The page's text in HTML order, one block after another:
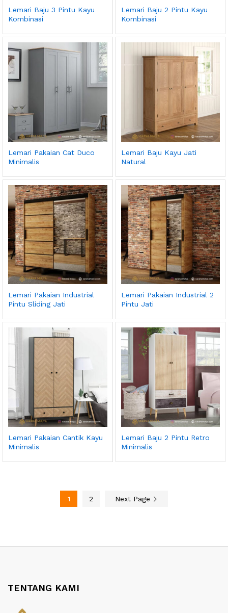
Lemari Baju 3 Pintu Kayu
Kombinasi
Lemari Baju 2 Pintu Kayu
Kombinasi
Lemari Pakaian Cat Duco
Minimalis
Lemari Baju Kayu Jati
Natural
Lemari Pakaian Industrial
Pintu Sliding Jati
Lemari Pakaian Industrial 2
Pintu Jati
Lemari Pakaian Cantik Kayu
Minimalis
Lemari Baju 2 Pintu Retro
Minimalis
1 2 Next Page
TENTANG KAMI